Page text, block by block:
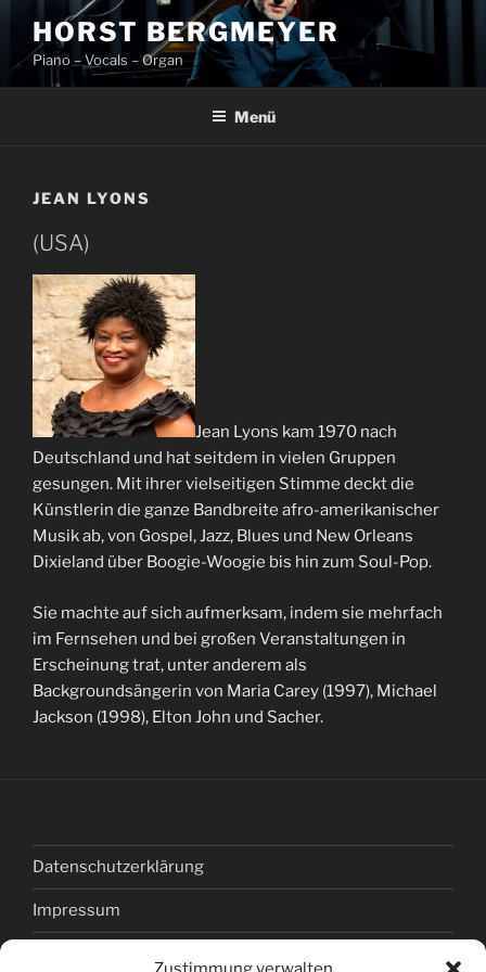
Inhalt
springen
HORST BERGMEYER
Piano – Vocals – Organ
Menü
JEAN LYONS
(USA)
Jean Lyons kam 1970 nach
Deutschland und hat seitdem in vielen Gruppen
gesungen. Mit ihrer vielseitigen Stimme deckt die
Künstlerin die ganze Bandbreite afro-amerikanischer
Musik ab, von Gospel, Jazz, Blues und New Orleans
Dixieland über Boogie-Woogie bis hin zum Soul-Pop.
Sie machte auf sich aufmerksam, indem sie mehrfach
im Fernsehen und bei großen Veranstaltungen in
Erscheinung trat, unter anderem als
Backgroundsängerin von Maria Carey (1997), Michael
Jackson (1998), Elton John und Sacher.
Datenschutzerklärung
Impressum